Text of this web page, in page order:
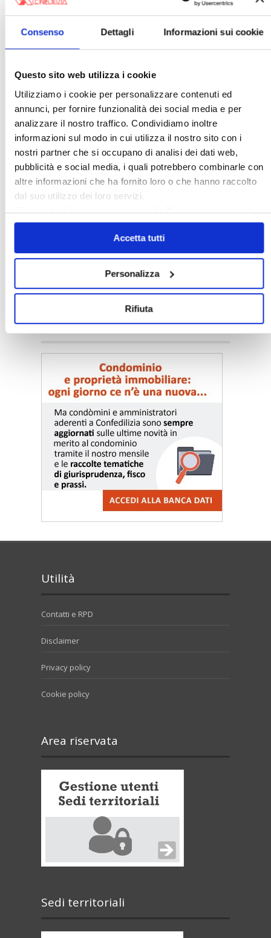
Consenso Dettagli Informazioni sui cookie
Questo sito web utilizza i cookie
Utilizziamo i cookie per personalizzare contenuti ed
annunci, per fornire funzionalità dei social media e per
analizzare il nostro traffico. Condividiamo inoltre
informazioni sul modo in cui utilizza il nostro sito con i
nostri partner che si occupano di analisi dei dati web,
pubblicità e social media, i quali potrebbero combinarle con
altre informazioni che ha fornito loro o che hanno raccolto
dal suo utilizzo dei loro servizi.
Chiudendo il banner cliccando sullaXverranno accettati
solo i cookie necessari.
Accetta tutti
Personalizza
Rifiuta
Italia Oggi – Luglio 2026
〉 Rubriche
〉 Notizie e Banche dati
Utilità
Contatti e RPD
Disclaimer
Privacy policy
Cookie policy
Area riservata
Sedi territoriali